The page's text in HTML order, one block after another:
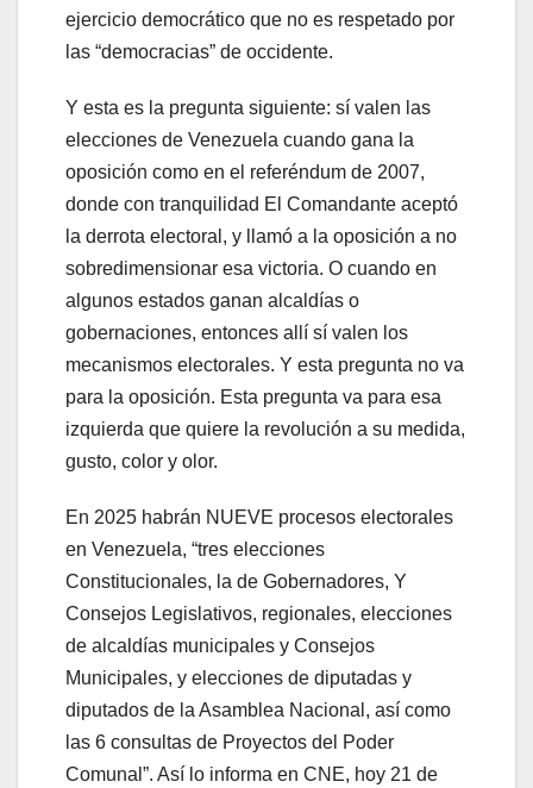
ejercicio democrático que no es respetado por
las “democracias” de occidente.
Y esta es la pregunta siguiente: sí valen las
elecciones de Venezuela cuando gana la
oposición como en el referéndum de 2007,
donde con tranquilidad El Comandante aceptó
la derrota electoral, y llamó a la oposición a no
sobredimensionar esa victoria. O cuando en
algunos estados ganan alcaldías o
gobernaciones, entonces allí sí valen los
mecanismos electorales. Y esta pregunta no va
para la oposición. Esta pregunta va para esa
izquierda que quiere la revolución a su medida,
gusto, color y olor.
En 2025 habrán NUEVE procesos electorales
en Venezuela, “tres elecciones
Constitucionales, la de Gobernadores, Y
Consejos Legislativos, regionales, elecciones
de alcaldías municipales y Consejos
Municipales, y elecciones de diputadas y
diputados de la Asamblea Nacional, así como
las 6 consultas de Proyectos del Poder
Comunal”. Así lo informa en CNE, hoy 21 de